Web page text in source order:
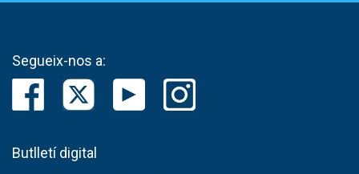
Segueix-nos a:
Butlletí digital